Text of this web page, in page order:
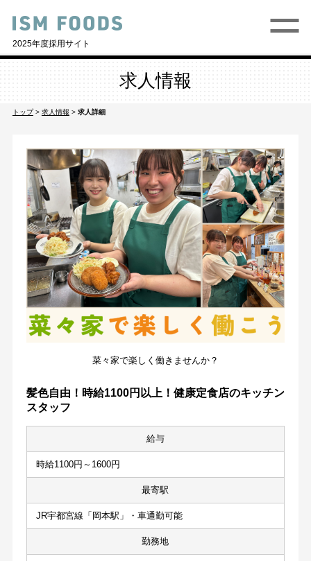
2025年度採用サイト
求人情報
トップ> 求人情報 > 求人詳細
菜々家で楽しく働きませんか？
髪色自由！時給1100円以上！健康定食店のキッチン
スタッフ
給与
時給1100円～1600円
最寄駅
JR宇都宮線「岡本駅」・車通勤可能
勤務地